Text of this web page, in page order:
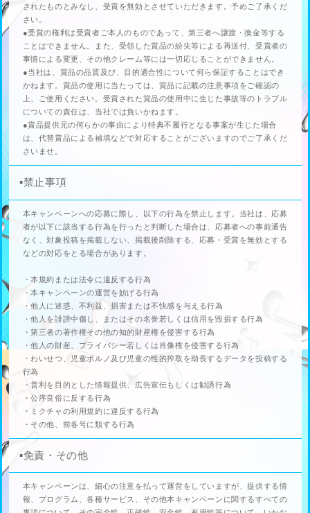
されたものとみなし、受賞を無効とさせていただきます。予めご了承くだ
さい。
●受賞の権利は受賞者ご本人のものであって、第三者へ譲渡・換金等する
ことはできません。また、受領した賞品の紛失等による再送付、受賞者の
事情による変更、その他クレーム等には一切応じることができません。
●当社は、賞品の品質及び、目的適合性について何ら保証することはでき
かねます。賞品の使用に当たっては、賞品に記載の注意事項をご確認の
上、ご使用ください。受賞された賞品の使用中に生じた事故等のトラブル
についての責任は、当社では負いかねます。
●賞品提供元の何らかの事由により特典不履行となる事案が生じた場合
は、代替賞品による補填などで対応することがございますのでご了承くだ
さいませ。
▪️禁止事項
本キャンペーンへの応募に際し、以下の行為を禁止します。当社は、応募
者が以下に該当する行為を行ったと判断した場合は、応募者への事前通告
なく、対象投稿を掲載しない、掲載後削除する、応募・受賞を無効とする
などの対応をとる場合があります。
・本規約または法令に違反する行為
・本キャンペーンの運営を妨げる行為
・他人に迷惑、不利益、損害または不快感を与える行為
・他人を誹謗中傷し、またはその名誉若しくは信用を毀損する行為
・第三者の著作権その他の知的財産権を侵害する行為
・他人の財産、プライバシー若しくは肖像権を侵害する行為
・わいせつ、児童ポルノ及び児童の性的搾取を助長するデータを投稿する
行為
・営利を目的とした情報提供、広告宣伝もしくは勧誘行為
・公序良俗に反する行為
・ミクチャの利用規約に違反する行為
・その他、前各号に類する行為
▪️免責・その他
本キャンペーンは、細心の注意を払って運営をしていますが、提供する情
報、プログラム、各種サービス、その他本キャンペーンに関するすべての